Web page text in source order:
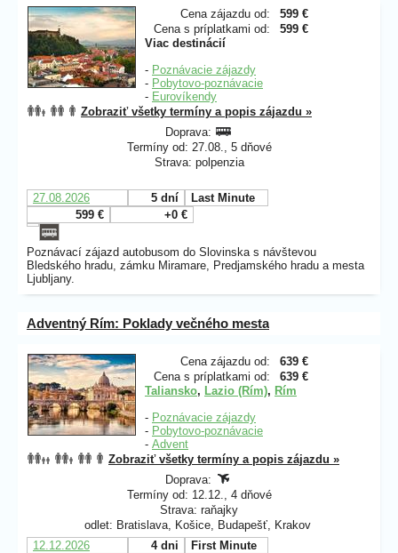
Cena zájazdu od:
599 €
Cena s príplatkami od:
599 €
Viac destinácií
- Poznávacie zájazdy
- Pobytovo-poznávacie
- Eurovíkendy
Zobraziť všetky termíny a popis zájazdu »
Doprava:
Termíny od: 27.08., 5 dňové
Strava: polpenzia
27.08.2026 5 dní
Last Minute
599 €
+0 €
Poznávací zájazd autobusom do Slovinska s návštevou
Bledského hradu, zámku Miramare, Predjamského hradu a mesta
Ljubljany.
Adventný Rím: Poklady večného mesta
Cena zájazdu od:
639 €
Cena s príplatkami od:
639 €
Taliansko, Lazio (Rím), Rím
- Poznávacie zájazdy
- Pobytovo-poznávacie
- Advent
Zobraziť všetky termíny a popis zájazdu »
Doprava:
Termíny od: 12.12., 4 dňové
Strava: raňajky
odlet: Bratislava, Košice, Budapešť, Krakov
12.12.2026
4 dni
First Minute